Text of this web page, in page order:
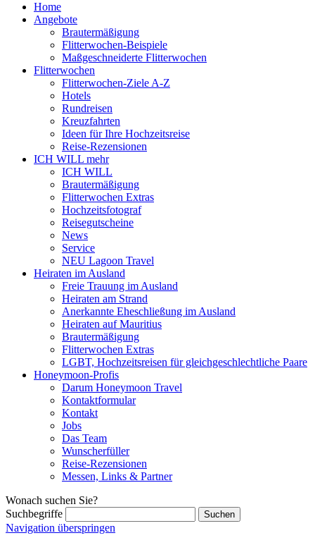
Home
Angebote
Brautermäßigung
Flitterwochen-Beispiele
Maßgeschneiderte Flitterwochen
Flitterwochen
Flitterwochen-Ziele A-Z
Hotels
Rundreisen
Kreuzfahrten
Ideen für Ihre Hochzeitsreise
Reise-Rezensionen
ICH WILL mehr
ICH WILL
Brautermäßigung
Flitterwochen Extras
Hochzeitsfotograf
Reisegutscheine
News
Service
NEU Lagoon Travel
Heiraten im Ausland
Freie Trauung im Ausland
Heiraten am Strand
Anerkannte Eheschließung im Ausland
Heiraten auf Mauritius
Brautermäßigung
Flitterwochen Extras
LGBT, Hochzeitsreisen für gleichgeschlechtliche Paare
Honeymoon-Profis
Darum Honeymoon Travel
Kontaktformular
Kontakt
Jobs
Das Team
Wunscherfüller
Reise-Rezensionen
Messen, Links & Partner
Wonach suchen Sie?
Suchbegriffe
Navigation überspringen